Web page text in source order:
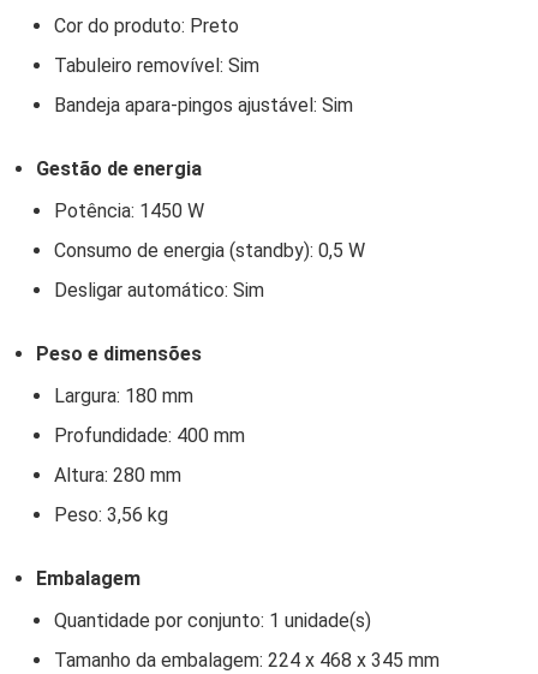
Cor do produto: Preto
Tabuleiro removível: Sim
Bandeja apara-pingos ajustável: Sim
Gestão de energia
Potência: 1450 W
Consumo de energia (standby): 0,5 W
Desligar automático: Sim
Peso e dimensões
Largura: 180 mm
Profundidade: 400 mm
Altura: 280 mm
Peso: 3,56 kg
Embalagem
Quantidade por conjunto: 1 unidade(s)
Tamanho da embalagem: 224 x 468 x 345 mm